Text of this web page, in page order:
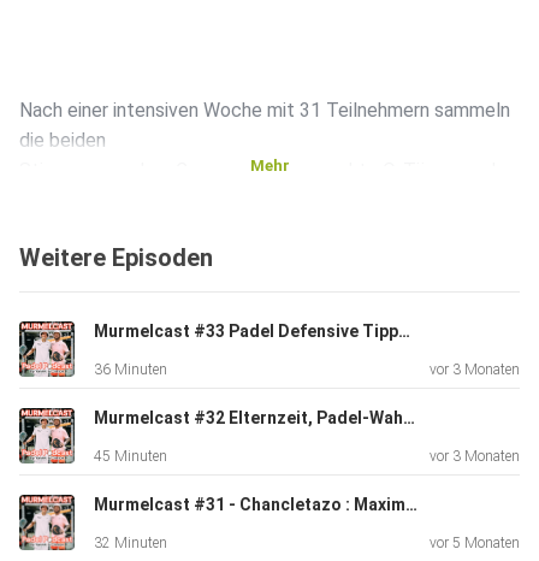
Nach einer intensiven Woche mit 31 Teilnehmern sammeln
die beiden
Stimmen aus dem Camp und fangen echte O-Töne aus der
Christopher
erzählen wie sie überhaupt zum Padel gekommen sind,
warum der
Sport so süchtig macht und weshalb am Ende alle nur noch
ein Wort
kennen: padelgeil.
Mehr
Weitere Episoden
Murmelcast #33 Padel Defensive Tipps - Lob, Chiquita & Return Strategien
36 Minuten vor 3 Monaten
Murmelcast #32 Elternzeit, Padel-Wahnsinn & Selbstangelernte Scheiße : Wir packen aus !
45 Minuten vor 3 Monaten
Murmelcast #31 - Chancletazo : Maximum Power, Zero Control
32 Minuten vor 5 Monaten